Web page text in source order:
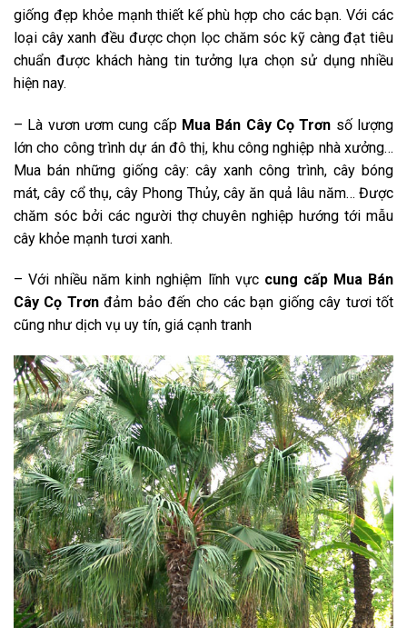
giống đẹp khỏe mạnh thiết kế phù hợp cho các bạn. Với các
loại cây xanh đều được chọn lọc chăm sóc kỹ càng đạt tiêu
chuẩn được khách hàng tin tưởng lựa chọn sử dụng nhiều
hiện nay.
– Là vươn ươm cung cấpMua Bán Cây Cọ Trơn số lượng
lớn cho công trình dự án đô thị, khu công nghiệp nhà xưởng…
Mua bán những giống cây: cây xanh công trình, cây bóng
mát, cây cổ thụ, cây Phong Thủy, cây ăn quả lâu năm… Được
chăm sóc bởi các người thợ chuyên nghiệp hướng tới mẫu
cây khỏe mạnh tươi xanh.
– Với nhiều năm kinh nghiệm lĩnh vực cung cấp Mua Bán
Cây Cọ Trơnđảm bảo đến cho các bạn giống cây tươi tốt
cũng như dịch vụ uy tín, giá cạnh tranh